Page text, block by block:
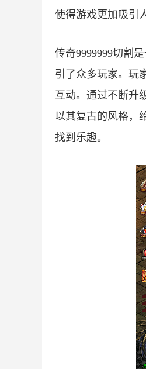
使得游戏更加吸引
传奇9999999切割
引了众多玩家。玩
互动。通过不断升
以其复古的风格，
找到乐趣。